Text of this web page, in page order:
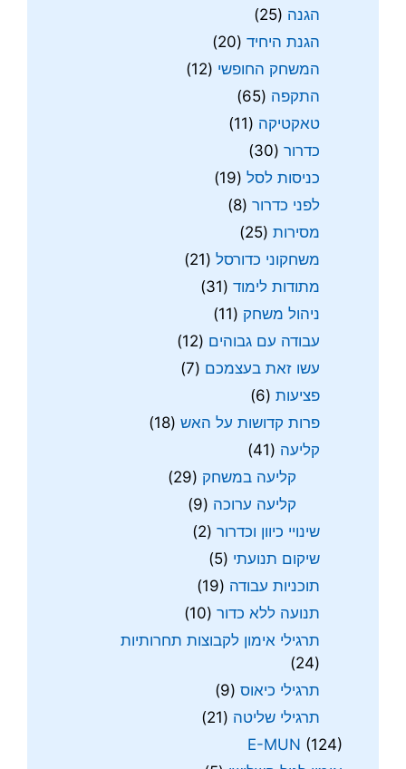
הגנה (25)
הגנת היחיד (20)
המשחק החופשי (12)
התקפה (65)
טאקטיקה (11)
כדרור (30)
כניסות לסל (19)
לפני כדרור (8)
מסירות (25)
משחקוני כדורסל (21)
מתודות לימוד (31)
ניהול משחק (11)
עבודה עם גבוהים (12)
עשו זאת בעצמכם (7)
פציעות (6)
פרות קדושות על האש (18)
קליעה (41)
קליעה במשחק (29)
קליעה ערוכה (9)
שינויי כיוון וכדרור (2)
שיקום תנועתי (5)
תוכניות עבודה (19)
תנועה ללא כדור (10)
תרגילי אימון לקבוצות תחרותיות
(24)
תרגילי כיאוס (9)
תרגילי שליטה (21)
E-MUN (124)